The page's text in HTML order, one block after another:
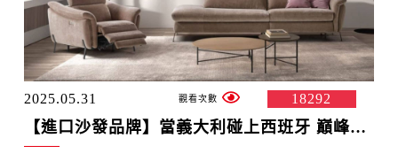
2025.05.31 18292
【進口沙發品牌】當義大利碰上西班牙 巔峰對決三大品牌電動沙發PK賽